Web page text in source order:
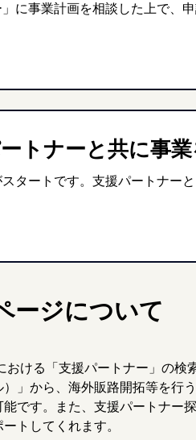
に事業計画を相談した上で、
トナーと共に事業
タートです。支援パートナー
ージについて
おける「支援パートナー」の検
」から、海外販路開拓等を行
です。また、支援パートナー
トしてくれます。